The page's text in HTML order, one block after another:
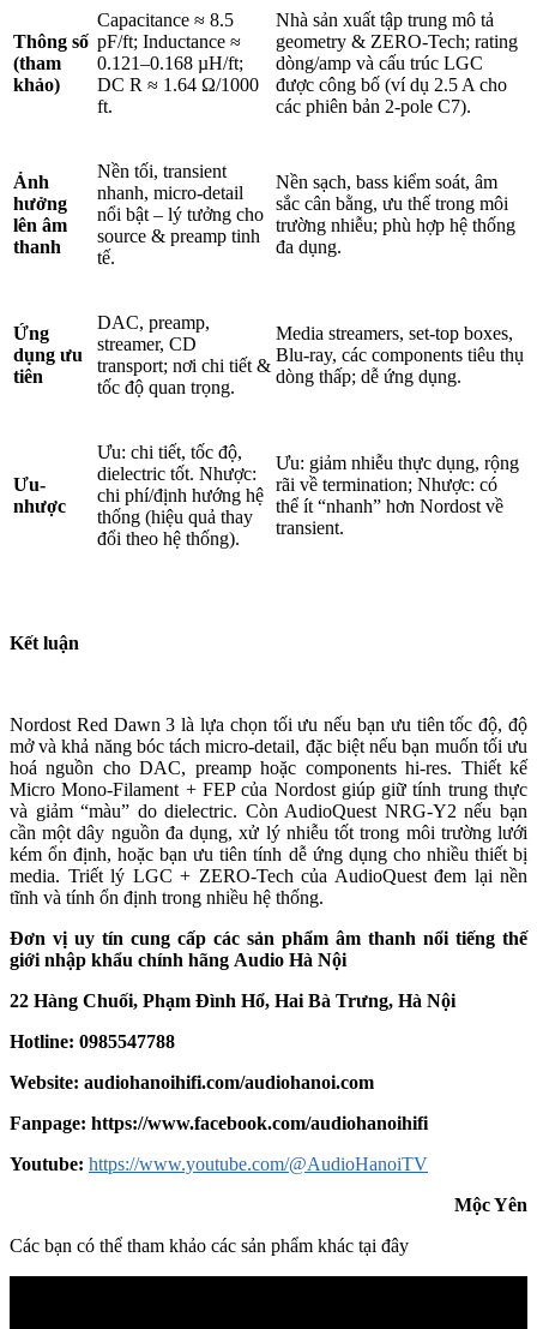
Thông số
(tham
khảo)
Capacitance ≈ 8.5
pF/ft; Inductance ≈
0.121–0.168 µH/ft;
DC R ≈ 1.64 Ω/1000
ft.
Nhà sản xuất tập trung mô tả
geometry & ZERO-Tech; rating
dòng/amp và cấu trúc LGC
được công bố (ví dụ 2.5 A cho
các phiên bản 2-pole C7).
Ảnh
hưởng
lên âm
thanh
Nền tối, transient
nhanh, micro-detail
nổi bật – lý tưởng cho
source & preamp tinh
tế.
Nền sạch, bass kiểm soát, âm
sắc cân bằng, ưu thế trong môi
trường nhiễu; phù hợp hệ thống
đa dụng.
Ứng
dụng ưu
tiên
DAC, preamp,
streamer, CD
transport; nơi chi tiết &
tốc độ quan trọng.
Media streamers, set-top boxes,
Blu-ray, các components tiêu thụ
dòng thấp; dễ ứng dụng.
Ưu-
nhược
Ưu: chi tiết, tốc độ,
dielectric tốt. Nhược:
chi phí/định hướng hệ
thống (hiệu quả thay
đổi theo hệ thống).
Ưu: giảm nhiễu thực dụng, rộng
rãi về termination; Nhược: có
thể ít “nhanh” hơn Nordost về
transient.
Kết luận
Nordost Red Dawn 3 là lựa chọn tối ưu nếu bạn ưu tiên tốc độ, độ
mở và khả năng bóc tách micro-detail, đặc biệt nếu bạn muốn tối ưu
hoá nguồn cho DAC, preamp hoặc components hi-res. Thiết kế
Micro Mono-Filament + FEP của Nordost giúp giữ tính trung thực
và giảm “màu” do dielectric. Còn AudioQuest NRG-Y2 nếu bạn
cần một dây nguồn đa dụng, xử lý nhiễu tốt trong môi trường lưới
kém ổn định, hoặc bạn ưu tiên tính dễ ứng dụng cho nhiều thiết bị
media. Triết lý LGC + ZERO-Tech của AudioQuest đem lại nền
tĩnh và tính ổn định trong nhiều hệ thống.
Đơn vị uy tín cung cấp các sản phẩm âm thanh nổi tiếng thế
giới nhập khẩu chính hãng Audio Hà Nội
22 Hàng Chuối, Phạm Đình Hổ, Hai Bà Trưng, Hà Nội
Hotline: 0985547788
Website: audiohanoihifi.com/audiohanoi.com
Fanpage: https://www.facebook.com/audiohanoihifi
Youtube: https://www.youtube.com/@AudioHanoiTV
Mộc Yên
Các bạn có thể tham khảo các sản phẩm khác tại đây